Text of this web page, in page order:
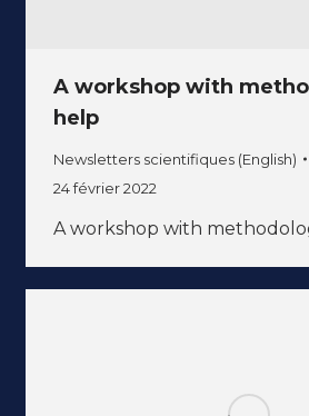
A workshop with
help
Newsletters scientifiques (English)
24 février 2022
A workshop with